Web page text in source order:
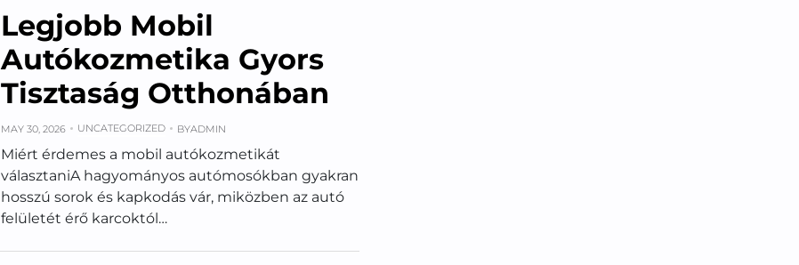
Legjobb Mobil
Autókozmetika Gyors
Tisztaság Otthonában
MAY 30, 2026 UNCATEGORIZED BYADMIN
Miért érdemes a mobil autókozmetikát
választaniA hagyományos autómosókban gyakran
hosszú sorok és kapkodás vár, miközben az autó
felületét érő karcoktól…